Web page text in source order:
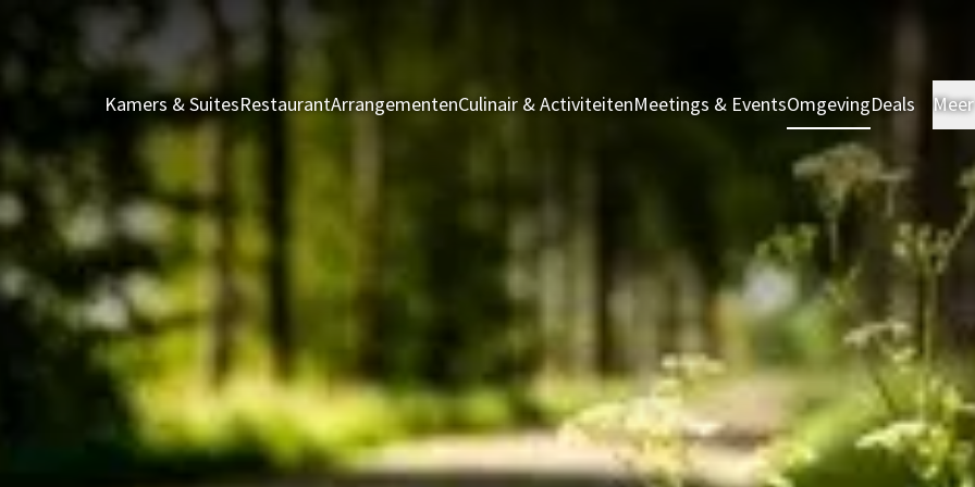
Kamers & SuitesRestaurantArrangementenCulinair & ActiviteitenMeetings & EventsOmgevingDeals Meer